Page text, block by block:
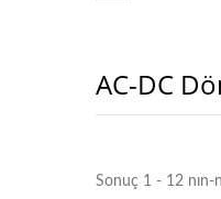
AC-DC
Sonuç 1 - 12 nın-